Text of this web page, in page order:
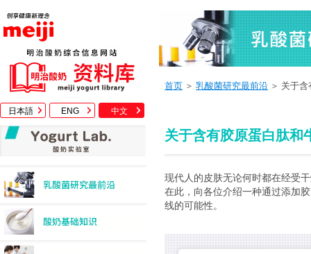
日本語 ENG 中文
首页 ＞ 乳酸菌研究最前沿 ＞ 关于
关于含有胶原蛋白肽和
现代人的皮肤无论何时都在经受
在此，向各位介绍一种通过添加
线的可能性。